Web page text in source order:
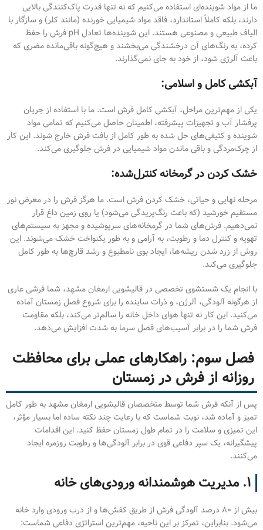
ما از مواد شوینده‌ای استفاده می‌کنیم که نه تنها قدرت پاک‌کنندگی بالایی
دارند، بلکه کاملاً استاندارد، فاقد مواد شیمیایی خورنده (مانند کلر) و سازگار با
الیاف طبیعی و مصنوعی هستند. این شوینده‌ها تعادل pH فرش را حفظ
کرده، به رنگ‌های آن درخشندگی می‌بخشند و هیچ‌گونه باقی‌مانده مضری که
باعث آلرژی شود، از خود به جای نمی‌گذارند.
آبکشی کامل و اسلامی:
یکی از مهم‌ترین مراحل، آبکشی کامل فرش است. ما با استفاده از جریان
پرفشار آب و تجهیزات پیشرفته، اطمینان حاصل می‌کنیم که تمامی مواد
شوینده و کثیفی‌های حل شده به طور کامل از بافت فرش خارج شوند. این کار
از چرک‌مردگی و باقی ماندن مواد شیمیایی در فرش جلوگیری می‌کند.
خشک کردن در گرمخانه کنترل‌شده:
مرحله نهایی و حیاتی، خشک کردن فرش است. ما هرگز فرش را در معرض نور
مستقیم خورشید (که باعث رنگ‌پریدگی می‌شود) یا روی زمین داغ قرار
نمی‌دهیم. فرش‌های شما در گرمخانه‌های سرپوشیده و مجهز به سیستم‌های
تهویه و کنترل دما و رطوبت، به آرامی و به طور یکنواخت خشک می‌شوند. این
روش از زرد شدن ریشه‌ها، ایجاد بوی نامطبوع و رشد قارچ‌ها به طور کامل
جلوگیری می‌کند.
با انجام یک شستشوی تخصصی در قالیشویی ارمغان مشهد، شما فرشی عاری
از هرگونه آلودگی، آلرژن، و ذرات ساینده را برای شروع فصل زمستان آماده
می‌کنید. این کار نه تنها هوای داخل خانه را سالم‌تر می‌کند، بلکه مقاومت
فرش شما را در برابر آسیب‌های فصل سرما به شدت افزایش می‌دهد.
فصل سوم: راهکارهای عملی برای محافظت
روزانه از فرش در زمستان
پس از آنکه فرش شما توسط متخصصان قالیشویی ارمغان مشهد به طور کامل
تمیز و آماده شد، نوبت شماست که با رعایت چند نکته ساده اما بسیار مؤثر،
این تمیزی و سلامت را در تمام طول زمستان حفظ کنید. این اقدامات
پیشگیرانه، یک سپر دفاعی قوی در برابر آلودگی‌ها و رطوبت روزمره ایجاد
می‌کنند.
۱. مدیریت هوشمندانه ورودی‌های خانه
بیش از ۸۰ درصد آلودگی فرش از طریق کفش‌ها و از درب ورودی وارد خانه
می‌شود. بنابراین، تمرکز بر این ناحیه، مهم‌ترین استراتژی دفاعی شماست: